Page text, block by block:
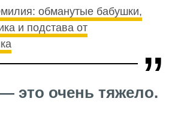
обманутые бабушки,
и подстава от
это очень тяжело.